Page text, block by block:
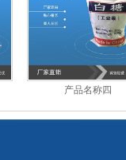
产品名称四